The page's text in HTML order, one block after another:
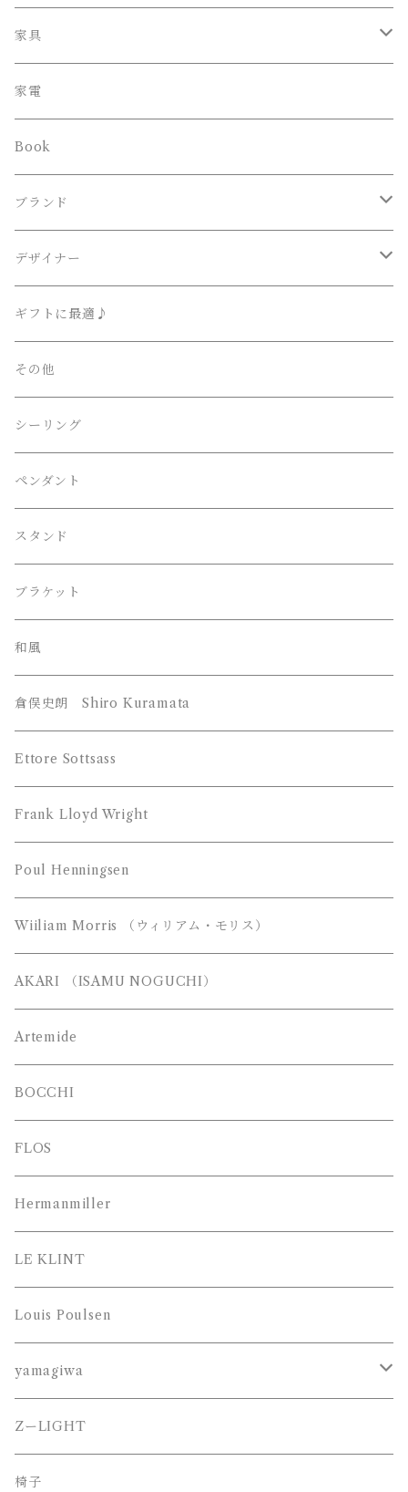
ペンダント
スタンド
ブラケット
その他
家具
オフィスチェア
家電
Book
ブランド
Lighting Art Gallery
AKARI （尾関・オゼキ）
Artemide （アルテミデ）
FLOS （フロス）
Herman Miller （ハーマンミラー）
LE KLINT （レクリント）
Louis Poulsen （ルイスポールセン）
William Morris （ウィリアム モリス）
YAMAGIWA （ヤマギワ）
JAKOBSSON （ヤコブソン）
MAYUHANA （マユハナ）
Z-Light （山田照明）
富士琺瑯（FUJI HORO）
都行燈（miyako andon）
デザイナー
Ettore Sottsass / エットレ・ソットサス
Isamu Noguchi / イサム・ノグチ
Philippe Starck / フィリップ・スタルク
伊東豊雄 / Toyo・Ito
吉田五十八 / Isoya・Yoshida
Frank Lloyd Wright ﾌﾗﾝｸﾛｲﾄﾞﾗｲﾄ
ギフトに最適♪
その他
シーリング
ペンダント
スタンド
ブラケット
和風
倉俣史朗 Shiro Kuramata
Ettore Sottsass
Frank Lloyd Wright
Poul Henningsen
Wiiliam Morris （ウィリアム・モリス）
AKARI （ISAMU NOGUCHI）
Artemide
BOCCHI
FLOS
Hermanmiller
LE KLINT
Louis Poulsen
yamagiwa
JAKOBSSON （ヤコブソン）
MAYUHANA （マユハナ）
ZーLIGHT
椅子